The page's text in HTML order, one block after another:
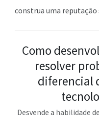
construa uma reputação
Como
resolver
diferencial
Desvende a habilidade